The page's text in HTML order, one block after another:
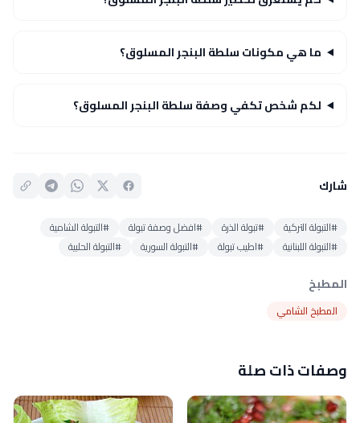
ما هي مكونات سلطة البنجر المسلوق؟
لكم شخص تكفي وصفة سلطة البنجر المسلوق؟
شارك
#التبولة التركية #تبولة الذرة #افضل وصفة تبولة
#التبولة الشامية
#التبولة اللبنانية
#اطيب تبولة #التبولة السورية #التبولة الحلبية
المطبخ
المطبخ الشامي
وصفات ذات صلة